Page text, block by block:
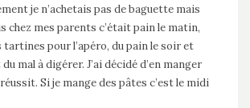
je n’achetais pas de baguette mais
chez mes parents c’était pain le matin,
tartines pour l’apéro, du pain le soir et
mal à digérer. J’ai décidé d’en manger
Si je mange des pâtes c’est le midi